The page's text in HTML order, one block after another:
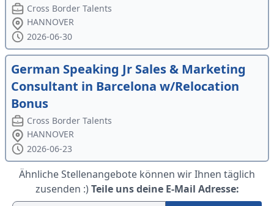
Cross Border Talents
HANNOVER
2026-06-30
German Speaking Jr Sales & Marketing
Consultant in Barcelona w/Relocation
Bonus
Cross Border Talents
HANNOVER
2026-06-23
Ähnliche Stellenangebote können wir Ihnen täglich
zusenden :) Teile uns deine E-Mail Adresse: